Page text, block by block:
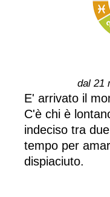
dal 21
E' arrivato il
C'è chi è
indeciso tra
tempo per
dispiaciuto.